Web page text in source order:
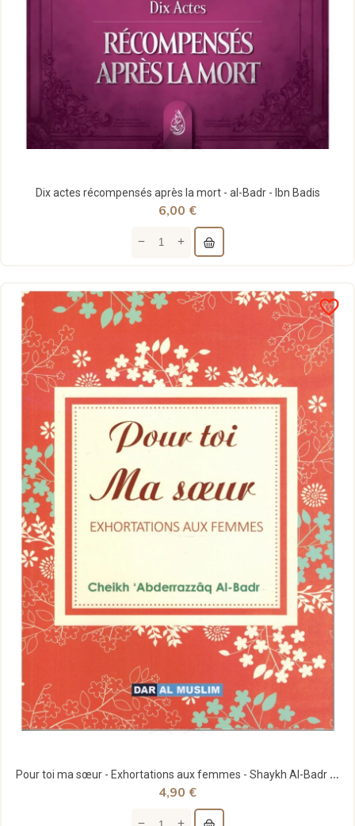
Dix actes récompensés après la mort - al-Badr - Ibn Badis
6,00 €
favorite_border
Pour toi ma sœur - Exhortations aux femmes - Shaykh Al-Badr - Dar Al Muslim
4,90 €